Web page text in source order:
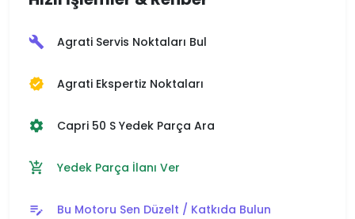
build Agrati Servis Noktaları Bul
verified Agrati Ekspertiz Noktaları
settings Capri 50 S Yedek Parça Ara
add_shopping_cart Yedek Parça İlanı Ver
edit_note Bu Motoru Sen Düzelt / Katkıda Bulun